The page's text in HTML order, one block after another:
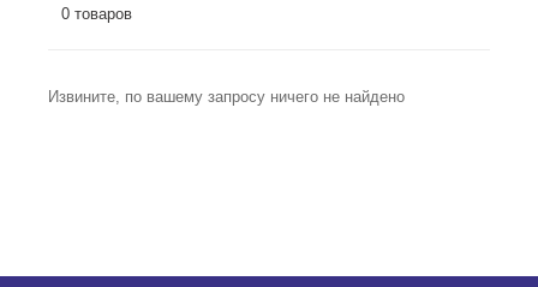
0 товаров
Извините, по вашему запросу ничего не найдено